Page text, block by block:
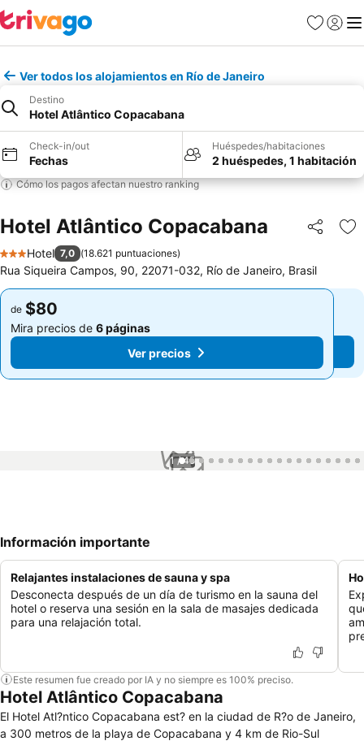
Favoritos
Iniciar
Ver todos los alojamientos en Río de Janeiro
Destino
Hotel Atlântico Copacabana
Check-in/out
Fechas
Huéspedes/habitaciones
2 huéspedes, 1 habitación
Cómo los pagos afectan nuestro ranking
Hotel Atlântico Copacabana Compartir
3 Estrellas
Hotel 7,0 (18.621 puntuaciones)
Rua Siqueira Campos, 90, 22071-032, Río de Janeiro, Brasil
de $80
Mira precios de 6 páginas
Ver precios
de $80
Mira precios de 6 páginas
Ver precios
1 / 45
Información importante
Relajantes instalaciones de sauna y spa
Desconecta después de un día de turismo en la sauna del
hotel o reserva una sesión en la sala de masajes dedicada
para una relajación total.
Este resumen fue creado por IA y no siempre es 100% preciso.
Hotel Atlântico Copacabana
El Hotel Atl?ntico Copacabana est? en la ciudad de R?o de Janeiro,
a 300 metros de la playa de Copacabana y 4 km de Rio-Sul